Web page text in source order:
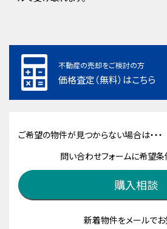
不動産の売却をご検討の方
価格査定（無料）はこちら
ご希望の物件が見つからない場合は・・・
問い合わせフォームに希望条
購入相談
新着物件をメールでお